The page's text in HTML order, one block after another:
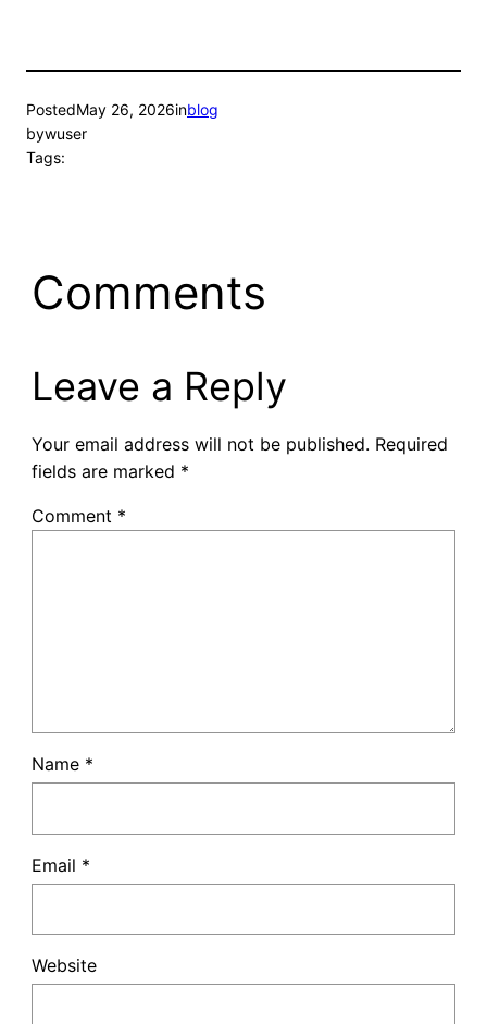
PostedMay 26, 2026inblog
bywuser
Tags:
Comments
Leave a Reply
Your email address will not be published. Required
fields are marked *
Comment *
Name *
Email *
Website